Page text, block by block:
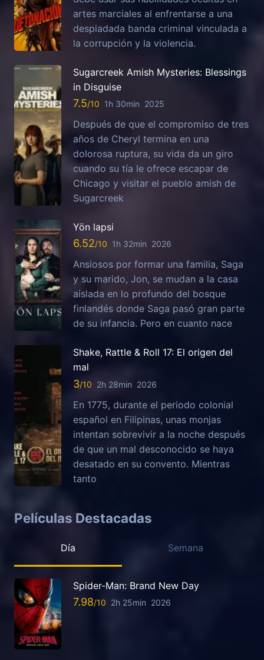
artes marciales al enfrentarse a una
despiadada banda criminal vinculada a
la corrupción y la violencia.
Sugarcreek Amish Mysteries: Blessings
in Disguise
7.5 1h 30min 2025
Después de que el compromiso de tres
años de Cheryl termina en una
dolorosa ruptura, su vida da un giro
cuando su tía le ofrece escapar de
Chicago y visitar el pueblo amish de
Sugarcreek
Yön lapsi
6.52 1h 32min 2026
Ansiosos por formar una familia, Saga
y su marido, Jon, se mudan a la casa
aislada en lo profundo del bosque
finlandés donde Saga pasó gran parte
de su infancia. Pero en cuanto nace
Shake, Rattle & Roll 17: El origen del
mal
3 2h 28min 2026
En 1775, durante el periodo colonial
español en Filipinas, unas monjas
intentan sobrevivir a la noche después
de que un mal desconocido se haya
desatado en su convento. Mientras
tanto
Películas Destacadas
Día Semana
Spider-Man: Brand New Day
7.98 2h 25min 2026